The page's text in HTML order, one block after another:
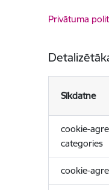
Privātuma
Sīkdatne
cookie-
categories
cookie-